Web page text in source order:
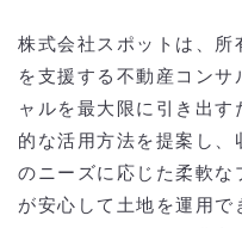
株式会社スポットは、
を支援する不動産コン
ャルを最大限に引き出
的な活用方法を提案し、
のニーズに応じた柔軟な
が安心して土地を運用で